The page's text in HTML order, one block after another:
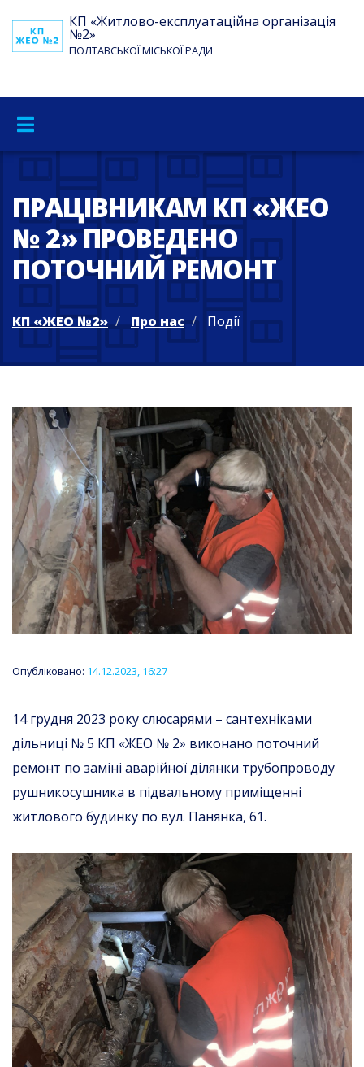
КП «Житлово-експлуатаційна організація
№2»
ПОЛТАВСЬКОЇ МІСЬКОЇ РАДИ
ПРАЦІВНИКАМ КП «ЖЕО
№ 2» ПРОВЕДЕНО
ПОТОЧНИЙ РЕМОНТ
КП «ЖЕО №2» Про нас Події
Опубліковано: 14.12.2023, 16:27
14 грудня 2023 року слюсарями – сантехніками
дільниці № 5 КП «ЖЕО № 2» виконано поточний
ремонт по заміні аварійної ділянки трубопроводу
рушникосушника в підвальному приміщенні
житлового будинку по вул. Панянка, 61.